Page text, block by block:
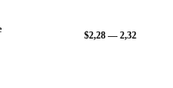
$2,28 — 2,32